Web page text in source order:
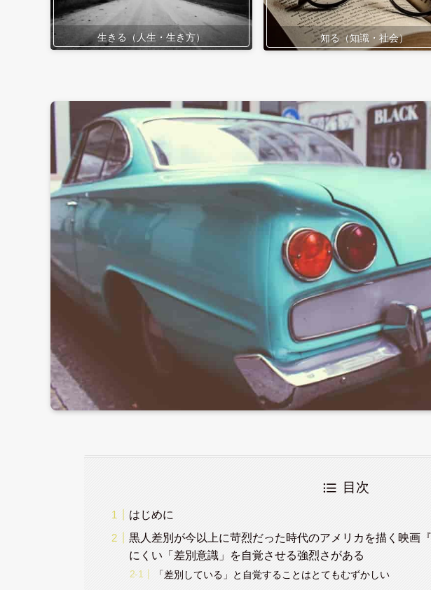
生きる（人生・生き方） 知る（知識・社会）
目次
はじめに
黒人差別が今以上に苛烈だった時代のアメリカを描く映画
にくい「差別意識」を自覚させる強烈さがある
「差別している」と自覚することはとてもむずかしい